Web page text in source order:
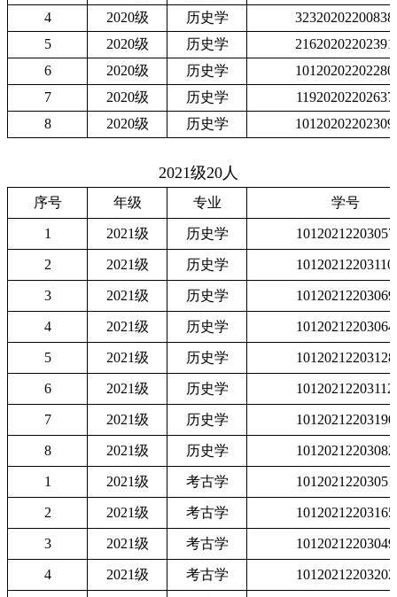
4
2020级 历史学
32320202200838
5
2020级 历史学
21620202202391
6
2020级 历史学
10120202202280
7
2020级 历史学
11920202202637
8
2020级 历史学 10120202202309
2021级20人
序号 年级 专业 学号
1 2021级 历史学 10120212203057
2 2021级 历史学 10120212203110
3 2021级 历史学 10120212203069
4 2021级 历史学 10120212203064
5 2021级 历史学 10120212203128
6 2021级 历史学 10120212203112
7 2021级 历史学 10120212203190
8 2021级 历史学 10120212203082
1 2021级 考古学 10120212203051
2 2021级 考古学 10120212203165
3 2021级 考古学 10120212203049
4 2021级 考古学 10120212203202